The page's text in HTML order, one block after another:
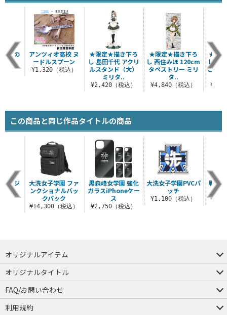
★限定★描き下ろ
し 島田千代 アクリ
ルスタンド（大）
ミリタ..
¥2,420（税込）
★限定★描き下ろ
し 西住みほ 120cm
タペストリー ミリ
タ..
¥4,840（税込）
★限
し 西
ごは
湯の
込）
アンツィオ高校 ヌ
ードルスプーン
¥1,320（税込）
この商品と同じ作品タイトルの商品
黒森峰女学園 強化
ガラスiPhoneケー
ス
¥2,750（税込）
大洗女子学園PVCパ
ッチ
¥1,100（税込）
戦車
校 ジ
ー
込）
大洗女子学園 ファ
ンクショナルバッ
クパック
¥14,300（税込）
オリジナルアイテム
つままれ
つかまれ
ピョコッテ
オリジナルタイトル
アイテムヤ
ミスカトニック大學購買部
FAQ/お問い合わせ
FAQ
お問い合わせ
利用規約